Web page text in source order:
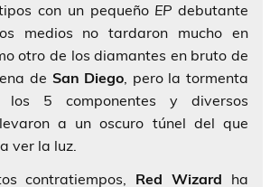
con un pequeño EP debutante
medios no tardaron mucho en
otro de los diamantes en bruto de
de San Diego, pero la tormenta
los 5 componentes y diversos
a un oscuro túnel del que
ver la luz.
contratiempos, Red Wizard ha